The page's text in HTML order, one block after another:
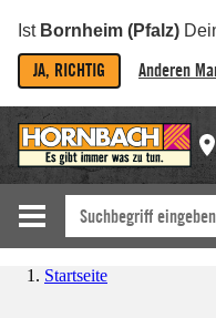
Ist Bornheim (Pfalz)
JA, RICHTIG Anderen
Startseite